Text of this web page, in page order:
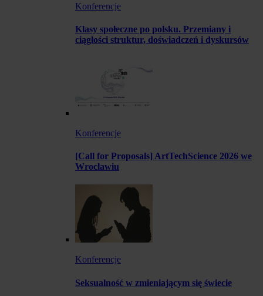
Konferencje
Klasy społeczne po polsku. Przemiany i
ciągłości struktur, doświadczeń i dyskursów
Konferencje
[Call for Proposals] ArtTechScience 2026 we
Wrocławiu
Konferencje
Seksualność w zmieniającym się świecie